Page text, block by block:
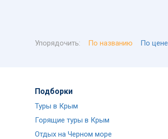
Упорядочить: По названию По цене
Подборки
Туры в Крым
Горящие туры в Крым
Отдых на Черном море